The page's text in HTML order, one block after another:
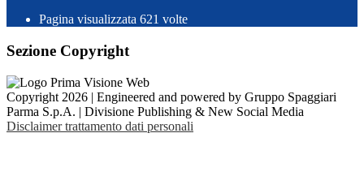
Pagina visualizzata 621 volte
Sezione Copyright
Copyright 2026 | Engineered and powered by Gruppo Spaggiari
Parma S.p.A. | Divisione Publishing & New Social Media
Disclaimer trattamento dati personali